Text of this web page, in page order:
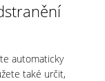
automaticky
také určit,